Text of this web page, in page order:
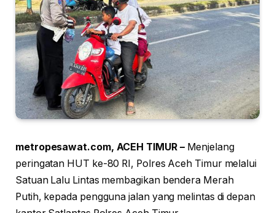
metropesawat.com, ACEH TIMUR –Menjelang
peringatan HUT ke-80 RI, Polres Aceh Timur melalui
Satuan Lalu Lintas membagikan bendera Merah
Putih, kepada pengguna jalan yang melintas di depan